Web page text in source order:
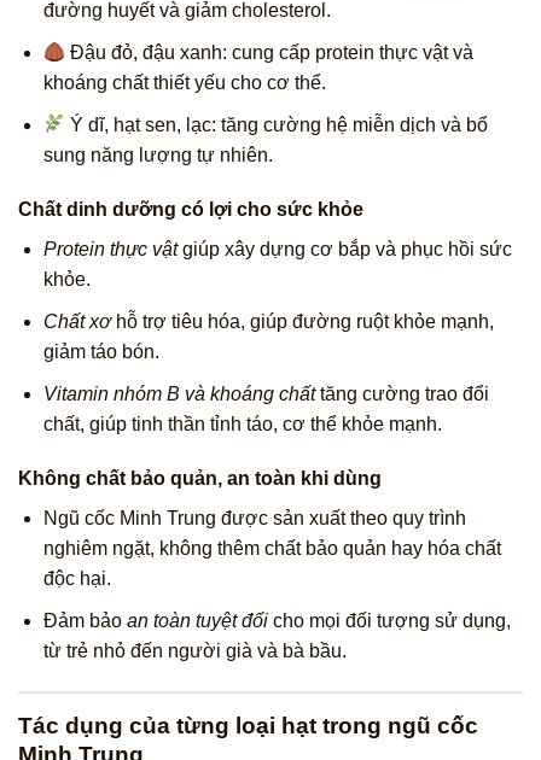
đường huyết và giảm cholesterol.
Đậu đỏ, đậu xanh: cung cấp protein thực vật và
khoáng chất thiết yếu cho cơ thể.
Ý dĩ, hạt sen, lạc: tăng cường hệ miễn dịch và bổ
sung năng lượng tự nhiên.
Chất dinh dưỡng có lợi cho sức khỏe
Protein thực vậtgiúp xây dựng cơ bắp và phục hồi sức
khỏe.
Chất xơhỗ trợ tiêu hóa, giúp đường ruột khỏe mạnh,
giảm táo bón.
Vitamin nhóm B và khoáng chấttăng cường trao đổi
chất, giúp tinh thần tỉnh táo, cơ thể khỏe mạnh.
Không chất bảo quản, an toàn khi dùng
Ngũ cốc Minh Trung được sản xuất theo quy trình
nghiêm ngặt, không thêm chất bảo quản hay hóa chất
độc hại.
Đảm bảo an toàn tuyệt đốicho mọi đối tượng sử dụng,
từ trẻ nhỏ đến người già và bà bầu.
Tác dụng của từng loại hạt trong ngũ cốc
Minh Trung